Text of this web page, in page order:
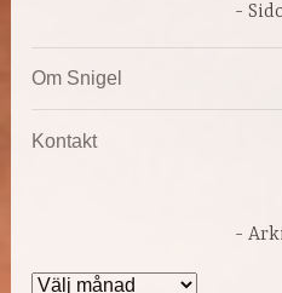
Om Snigel
Kontakt
Arkiv